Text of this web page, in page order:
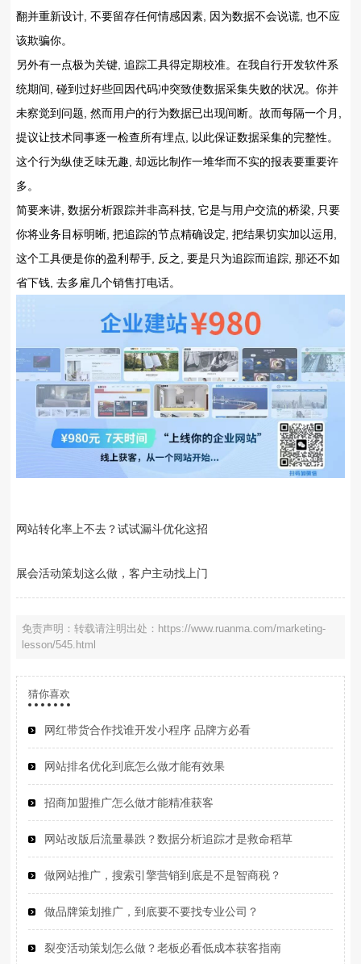
翻并重新设计, 不要留存任何情感因素, 因为数据不会说谎, 也不应
该欺骗你。
另外有一点极为关键, 追踪工具得定期校准。在我自行开发软件系
统期间, 碰到过好些回因代码冲突致使数据采集失败的状况。你并
未察觉到问题, 然而用户的行为数据已出现间断。故而每隔一个月,
提议让技术同事逐一检查所有埋点, 以此保证数据采集的完整性。
这个行为纵使乏味无趣, 却远比制作一堆华而不实的报表要重要许
多。
简要来讲, 数据分析跟踪并非高科技, 它是与用户交流的桥梁, 只要
你将业务目标明晰, 把追踪的节点精确设定, 把结果切实加以运用,
这个工具便是你的盈利帮手, 反之, 要是只为追踪而追踪, 那还不如
省下钱, 去多雇几个销售打电话。
网站转化率上不去？试试漏斗优化这招
展会活动策划这么做，客户主动找上门
免责声明：转载请注明出处：https://www.ruanma.com/marketing-
lesson/545.html
猜你喜欢
网红带货合作找谁开发小程序 品牌方必看
网站排名优化到底怎么做才能有效果
招商加盟推广怎么做才能精准获客
网站改版后流量暴跌？数据分析追踪才是救命稻草
做网站推广，搜索引擎营销到底是不是智商税？
做品牌策划推广，到底要不要找专业公司？
裂变活动策划怎么做？老板必看低成本获客指南